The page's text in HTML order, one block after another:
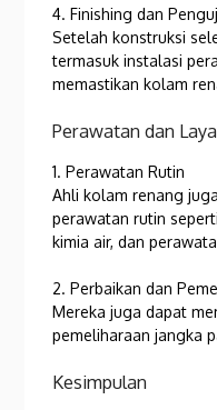
4. Finishing dan
Setelah konstruksi
termasuk instalasi
memastikan kolam
Perawatan dan
1. Perawatan Rutin
Ahli kolam renang
perawatan rutin
kimia air, dan
2. Perbaikan dan
Mereka juga dapat
pemeliharaan jangka
Kesimpulan